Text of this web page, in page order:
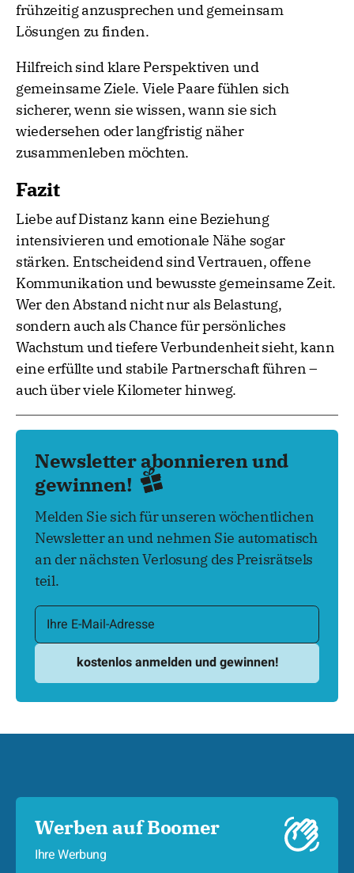
frühzeitig anzusprechen und gemeinsam
Lösungen zu finden.
Hilfreich sind klare Perspektiven und
gemeinsame Ziele. Viele Paare fühlen sich
sicherer, wenn sie wissen, wann sie sich
wiedersehen oder langfristig näher
zusammenleben möchten.
Fazit
Liebe auf Distanz kann eine Beziehung
intensivieren und emotionale Nähe sogar
stärken. Entscheidend sind Vertrauen, offene
Kommunikation und bewusste gemeinsame Zeit.
Wer den Abstand nicht nur als Belastung,
sondern auch als Chance für persönliches
Wachstum und tiefere Verbundenheit sieht, kann
eine erfüllte und stabile Partnerschaft führen –
auch über viele Kilometer hinweg.
Newsletter abonnieren und
gewinnen!
Melden Sie sich für unseren wöchentlichen
Newsletter an und nehmen Sie automatisch
an der nächsten Verlosung des Preisrätsels
teil.
Werben auf Boomer
Ihre Werbung